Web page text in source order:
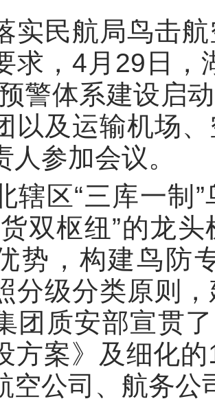
民航局鸟击航
求，4月29日，
警体系建设启
以及运输机场
人参加会议。
区“三库一制”
双枢纽”的龙
势，构建鸟防
分级分类原则
团质安部宣贯
方案》及细化
空公司、航务公